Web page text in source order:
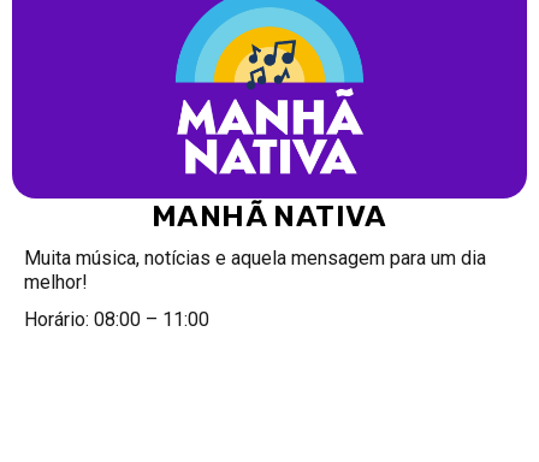
MANHÃ NATIVA
Muita música, notícias e aquela mensagem para um dia
melhor!
Horário: 08:00 – 11:00